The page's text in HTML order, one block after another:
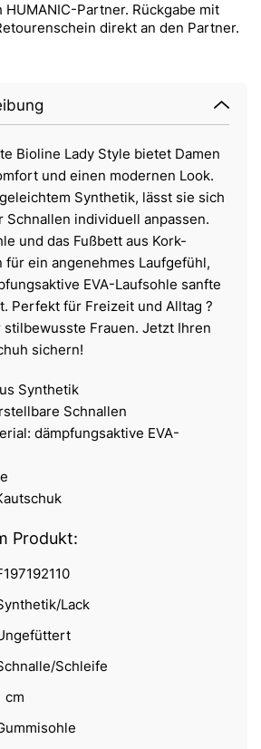
HUMANIC-Partner. Rückgabe mit
direkt an den Partner.
Bioline Lady Style bietet Damen
und einen modernen Look.
Synthetik, lässt sie sich
Schnallen individuell anpassen.
und das Fußbett aus Kork-
für ein angenehmes Laufgefühl,
EVA-Laufsohle sanfte
Perfekt für Freizeit und Alltag ?
Frauen. Jetzt Ihren
sichern!
Synthetik
Schnallen
dämpfungsaktive EVA-
Produkt:
Lack
Schleife
cm